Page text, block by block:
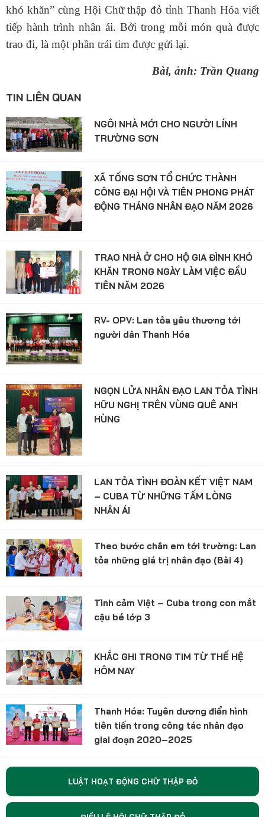
khó khăn” cùng Hội Chữ thập đỏ tỉnh Thanh Hóa viết
tiếp hành trình nhân ái. Bởi trong mỗi món quà được
trao đi, là một phần trái tim được gửi lại.
Bài, ảnh: Trần Quang
TIN LIÊN QUAN
NGÔI NHÀ MỚI CHO NGƯỜI LÍNH
TRƯỜNG SƠN
XÃ TỐNG SƠN TỔ CHỨC THÀNH
CÔNG ĐẠI HỘI VÀ TIÊN PHONG PHÁT
ĐỘNG THÁNG NHÂN ĐẠO NĂM 2026
TRAO NHÀ Ở CHO HỘ GIA ĐÌNH KHÓ
KHĂN TRONG NGÀY LÀM VIỆC ĐẦU
TIÊN NĂM 2026
RV- OPV: Lan tỏa yêu thương tới
người dân Thanh Hóa
NGỌN LỬA NHÂN ĐẠO LAN TỎA TÌNH
HỮU NGHỊ TRÊN VÙNG QUÊ ANH
HÙNG
LAN TỎA TÌNH ĐOÀN KẾT VIỆT NAM
– CUBA TỪ NHỮNG TẤM LÒNG
NHÂN ÁI
Theo bước chân em tới trường: Lan
tỏa những giá trị nhân đạo (Bài 4)
Tình cảm Việt – Cuba trong con mắt
cậu bé lớp 3
KHẮC GHI TRONG TIM TỪ THẾ HỆ
HÔM NAY
Thanh Hóa: Tuyên dương điển hình
tiên tiến trong công tác nhân đạo
giai đoạn 2020–2025
LUẬT HOẠT ĐỘNG CHỮ THẬP ĐỎ